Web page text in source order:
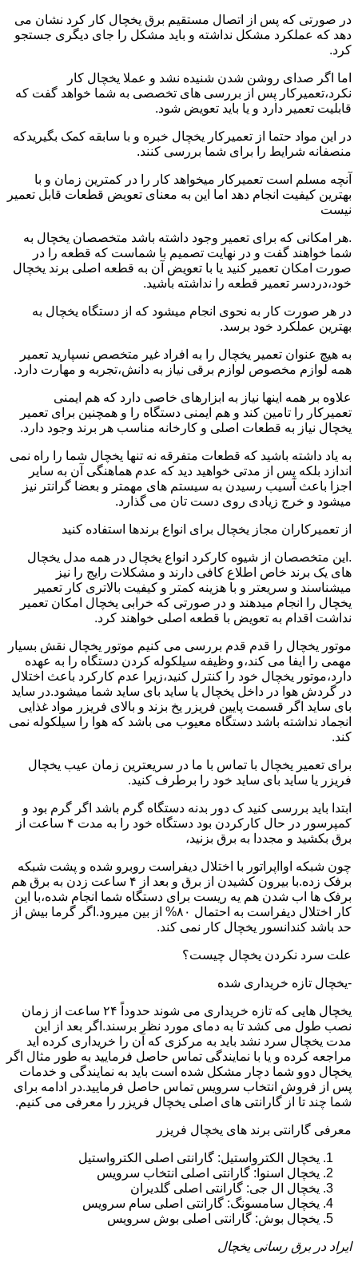
در صورتی که پس از اتصال مستقیم برق یخچال کار کرد نشان می
دهد که عملکرد مشکل نداشته و باید مشکل را جای دیگری جستجو
کرد.
اما اگر صدای روشن شدن شنیده نشد و عملا یخچال کار
نکرد،تعمیرکار پس از بررسی های تخصصی به شما خواهد گفت که
قابلیت تعمیر دارد و یا باید تعویض شود.
در این مواد حتما از تعمیرکار یخچال خبره و با سابقه کمک بگیریدکه
منصفانه شرایط را برای شما بررسی کنند.
آنچه مسلم است تعمیرکار میخواهد کار را در کمترین زمان و با
بهترین کیفیت انجام دهد اما این به معنای تعویض قطعات قابل تعمیر
نیست
.هر امکانی که برای تعمیر وجود داشته باشد متخصصان یخچال به
شما خواهند گفت و در نهایت تصمیم با شماست که قطعه را در
صورت امکان تعمیر کنید یا با تعویض آن به قطعه اصلی برند یخچال
خود،دردسر تعمیر قطعه را نداشته باشید.
در هر صورت کار به نحوی انجام میشود که از دستگاه یخچال به
بهترین عملکرد خود برسد.
به هیچ عنوان تعمیر یخچال را به افراد غیر متخصص نسپارید تعمیر
همه لوازم مخصوص لوازم برقی نیاز به دانش،تجربه و مهارت دارد.
علاوه بر همه اینها نیاز به ابزارهای خاصی دارد که هم ایمنی
تعمیرکار را تامین کند و هم ایمنی دستگاه را و همچنین برای تعمیر
یخچال نیاز به قطعات اصلی و کارخانه مناسب هر برند وجود دارد.
به یاد داشته باشید که قطعات متفرقه نه تنها یخچال شما را راه نمی
اندازد بلکه پس از مدتی خواهید دید که عدم هماهنگی آن به سایر
اجزا باعث آسیب رسیدن به سیستم های مهمتر و بعضا گرانتر نیز
میشود و خرج زیادی روی دست تان می گذارد.
از تعمیرکاران مجاز یخچال برای انواع برندها استفاده کنید
.این متخصصان از شیوه کارکرد انواع یخچال در همه مدل یخچال
های یک برند خاص اطلاع کافی دارند و مشکلات رایج را نیز
میشناسند و سریعتر و با هزینه کمتر و کیفیت بالاتری کار تعمیر
یخچال را انجام میدهند و در صورتی که خرابی یخچال امکان تعمیر
نداشت اقدام به تعویض با قطعه اصلی خواهند کرد.
موتور یخچال را قدم قدم بررسی می کنیم موتور یخچال نقش بسیار
مهمی را ایفا می کند،و وظیفه سیلکوله کردن دستگاه را به عهده
دارد،موتور یخچال خود را کنترل کنید،زیرا عدم کارکرد باعث اختلال
در گردش هوا در داخل یخچال یا ساید بای ساید شما میشود.در ساید
بای ساید اگر قسمت پایین فریزر یخ بزند و بالای فریزر مواد غذایی
انجماد نداشته باشد دستگاه معیوب می باشد که هوا را سیلکوله نمی
کند.
برای تعمیر یخچال با تماس با ما در سریعترین زمان عیب یخچال
فریزر یا ساید بای ساید خود را برطرف کنید.
ابتدا باید بررسی کنید ک دور بدنه دستگاه گرم باشد اگر گرم بود و
کمپرسور در حال کارکردن بود دستگاه خود را به مدت ۴ ساعت از
برق بکشید و مجددا به برق بزنید،
چون شبکه اوااپراتور با اختلال دیفراست روبرو شده و پشت شبکه
برفک زده.با بیرون کشیدن از برق و بعد از ۴ ساعت زدن به برق هم
برفک ها اب شدن هم یه ریست برای دستگاه شما انجام شده،با این
کار اختلال دیفراست به احتمال ۸۰% از بین میرود.اگر گرما بیش از
حد باشد کندانسور یخچال کار نمی کند.
علت سرد نکردن یخچال چیست؟
-یخچال تازه خریداری شده
یخچال هایی که تازه خریداری می شوند حدوداً ۲۴ ساعت از زمان
نصب طول می کشد تا به دمای مورد نظر برسند.اگر بعد از این
مدت یخچال سرد نشد باید به مرکزی که آن را خریداری کرده اید
مراجعه کرده و یا با نمایندگی تماس حاصل فرمایید به طور مثال اگر
یخچال دوو شما دچار مشکل شده است باید به نمایندگی و خدمات
پس از فروش انتخاب سرویس تماس حاصل فرمایید.در ادامه برای
شما چند تا از گارانتی های اصلی یخچال فریزر را معرفی می کنیم.
معرفی گارانتی برند های یخچال فریزر
یخچال الکترواستیل: گارانتی اصلی الکترواستیل
یخچال اسنوا: گارانتی اصلی انتخاب سرویس
یخچال ال جی: گارانتی اصلی گلدیران
یخچال سامسونگ: گارانتی اصلی سام سرویس
یخچال بوش: گارانتی اصلی بوش سرویس
ایراد در برق رسانی یخچال